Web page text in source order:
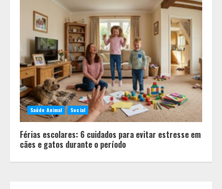
Saúde Animal Social
Férias escolares: 6 cuidados para evitar estresse em
cães e gatos durante o período
2
Pesquisa revela atual perfil
universitário: adultos que
conciliam estudo, trabalho e
família
Os 10 comportamentos que mais
destroem um relacionamento e a
maioria dos casais nem percebe